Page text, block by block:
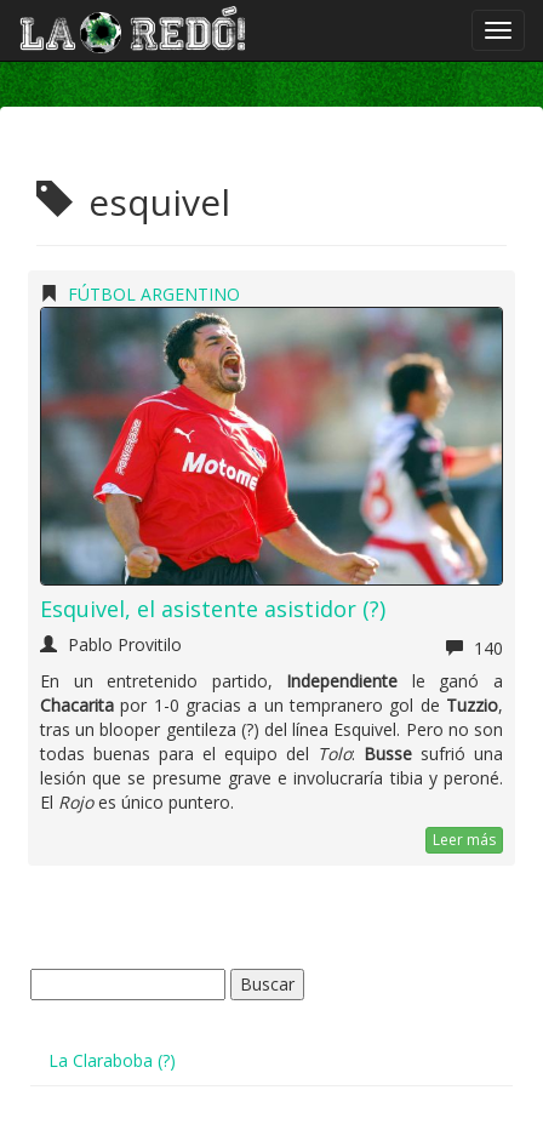
esquivel
FÚTBOL ARGENTINO
Esquivel, el asistente asistidor (?)
Pablo Provitilo
140
En un entretenido partido, Independiente le ganó a
Chacarita por 1-0 gracias a un tempranero gol de Tuzzio,
tras un blooper gentileza (?) del línea Esquivel. Pero no son
todas buenas para el equipo del Tolo: Busse sufrió una
lesión que se presume grave e involucraría tibia y peroné.
El Rojoes único puntero.
Leer más
La Claraboba (?)